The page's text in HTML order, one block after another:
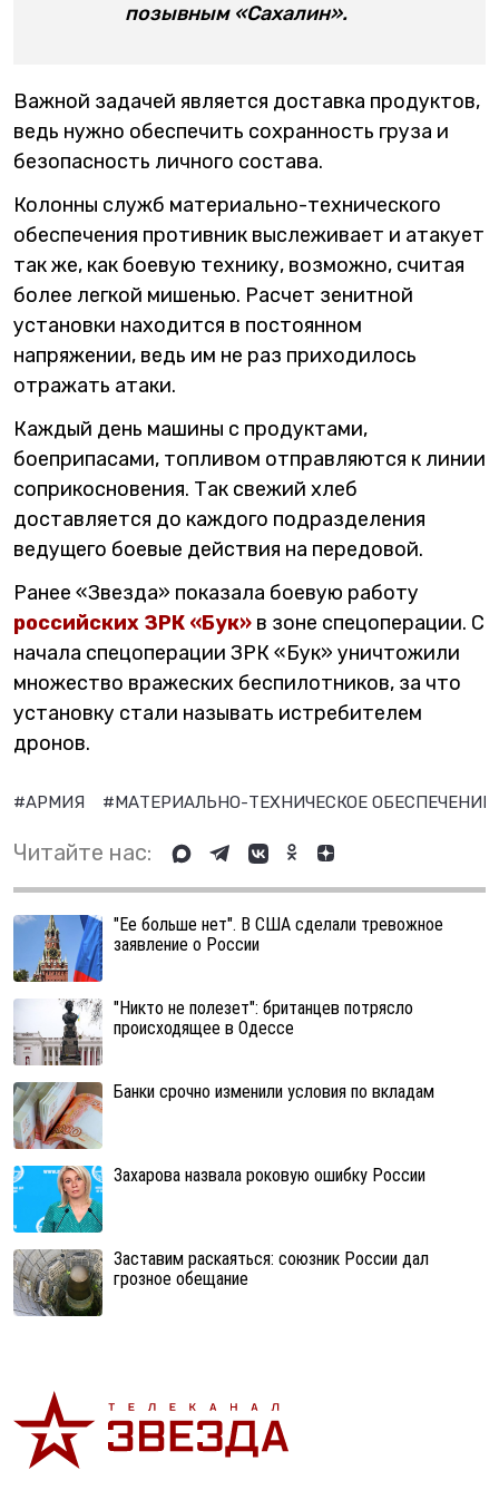
позывным «Сахалин».
Важной задачей является доставка продуктов,
ведь нужно обеспечить сохранность груза и
безопасность личного состава.
Колонны служб материально-технического
обеспечения противник выслеживает и атакует
так же, как боевую технику, возможно, считая
более легкой мишенью. Расчет зенитной
установки находится в постоянном
напряжении, ведь им не раз приходилось
отражать атаки.
Каждый день машины с продуктами,
боеприпасами, топливом отправляются к линии
соприкосновения. Так свежий хлеб
доставляется до каждого подразделения
ведущего боевые действия на передовой.
Ранее «Звезда» показала боевую работу
российских ЗРК «Бук» в зоне спецоперации. С
начала спецоперации ЗРК «Бук» уничтожили
множество вражеских беспилотников, за что
установку стали называть истребителем
дронов.
#АРМИЯ #МАТЕРИАЛЬНО-ТЕХНИЧЕСКОЕ ОБЕСПЕЧЕНИЕ
Читайте нас:
"Ее больше нет". В США сделали тревожное
заявление о России
"Никто не полезет": британцев потрясло
происходящее в Одессе
Банки срочно изменили условия по вкладам
Захарова назвала роковую ошибку России
Заставим раскаяться: союзник России дал
грозное обещание